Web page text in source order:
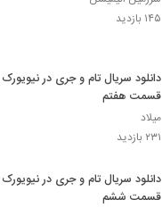
۱۴۵ بازدید
دانلود سریال تام و جری در نیویورک
قسمت هفتم
میلاد
۲۳۱ بازدید
دانلود سریال تام و جری در نیویورک
قسمت ششم